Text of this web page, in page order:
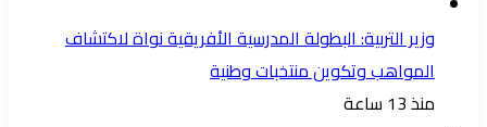
وزير التربية: البطولة المدرسية الأفريقية نواة لاكتشاف
المواهب وتكوين منتخبات وطنية
منذ 13 ساعة